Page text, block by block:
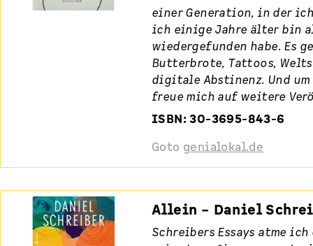
einer Generation, in der
ich einige Jahre älter bin
wiedergefunden habe. Es
Butterbrote, Tattoos,
digitale Abstinenz. Und
freue mich auf weitere
ISBN: 30-3695-843-6
Goto genialokal.de
Allein – Daniel
Schreibers Essays atme ich